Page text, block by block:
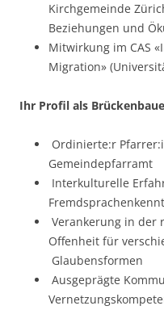
Kirchgemeinde
Beziehungen und
Mitwirkung im CAS
Migration»
Ihr Profil als
Ordinierte:r
Gemeindepfarramt
Interkulturelle
Verankerung in der
Offenheit für
Glaubensformen
Ausgeprägte